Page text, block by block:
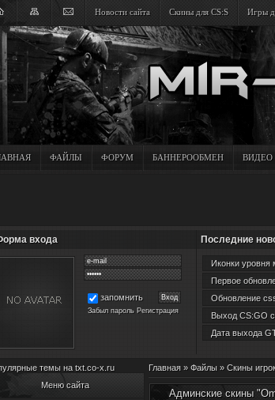
Новости сайта Скины для CS:S Игры
ФАЙЛЫ ФОРУМ БАННЕРООБМЕН ВИДЕО
входа
запомнить
Забыл пароль Регистрация
Последние
Иконки уровня
Первое
Обновление
Выход CS:GO
Дата выхода
темы на txt.co-x.ru
Меню сайта
Главная» Файлы» Скины
Админские скины